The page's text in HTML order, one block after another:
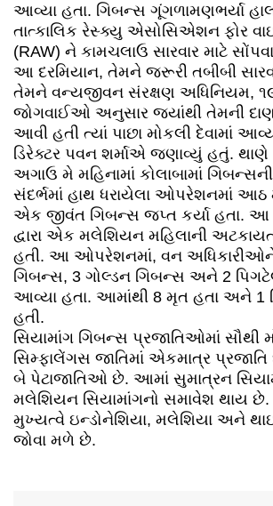
આવ્યા હતા. ગિબન્સ ગૂંગળામણભર્યા
તાત્કાલિક રેસ્ક્યુ એસોસિએશન ફોર
(RAW) ને કામચલાઉ સારવાર માટે
આ દરમિયાન, તેમને જરૂરી તબીબી
તેમને વન્યજીવન સંરક્ષણ અધિનિયમ,
જોગવાઈઓ અનુસાર જ્યાંથી તેમની
આવી હતી ત્યાં પાછા મોકલી દેવામાં
ડિરેક્ટર પવન શર્માએ જણાવ્યું હતું. થાણે
અગાઉ મે મહિનામાં કોલાબામાં ગિબન્સની
સંદર્ભમાં હાથ ધરાયેલા ઓપરેશનમાં
એક જીવંત ગિબન્સ જપ્ત કર્યા હતા. આ
દ્વારા એક મલેશિયન મહિલાની
હતી. આ ઓપરેશનમાં, વન અધિકારીઓને
ગિબન્સ, 3 ગોલ્ડન ગિબન્સ અને 2
આવ્યા હતા. આમાંથી 8 મૃત હતા અને 1
હતી.
સિયામાંગ ગિબન્સ પ્રજાતિઓમાં સૌથી
સિમ્ફાલેંગસ જાતિમાં એકમાત્ર પ્રજાતિ
બે પેટાજાતિઓ છે. આમાં સુમાત્રન
મલેશિયન સિયામાંગનો સમાવેશ થાય છે.
મુખ્યત્વે ઇન્ડોનેશિયા, મલેશિયા અને
જોવા મળે છે.